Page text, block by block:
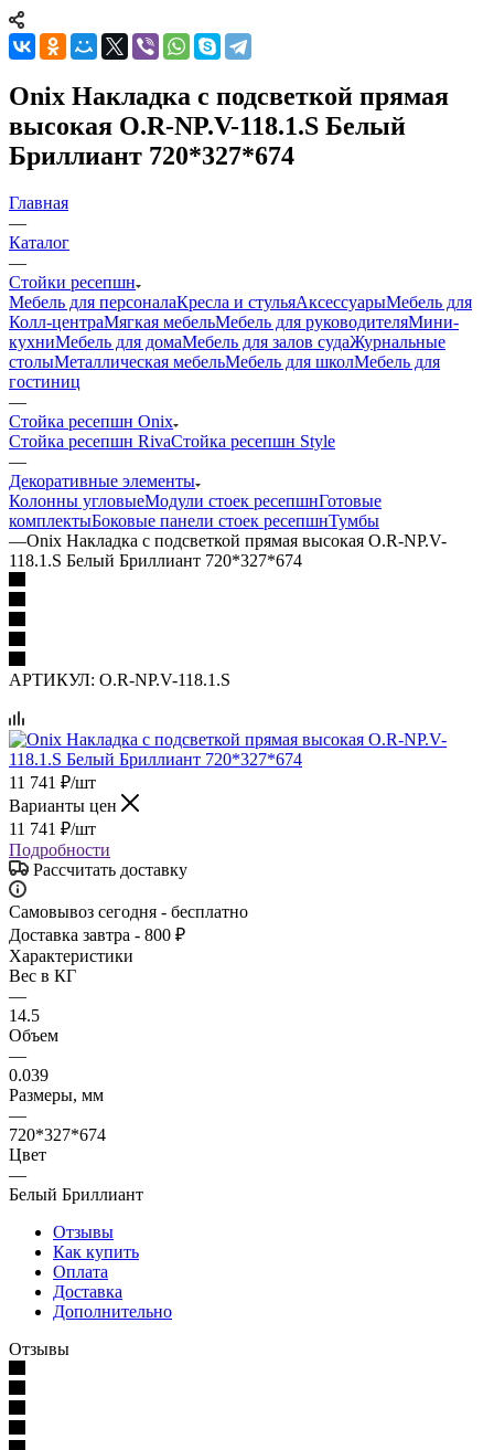
Onix Накладка с подсветкой прямая
высокая O.R-NP.V-118.1.S Белый
Бриллиант 720*327*674
Главная
—
Каталог
—
Стойки ресепшн
Мебель для персоналаКресла и стульяАксессуарыМебель для
Колл-центраМягкая мебельМебель для руководителяМини-
кухниМебель для домаМебель для залов судаЖурнальные
столыМеталлическая мебельМебель для школМебель для
гостиниц
—
Стойка ресепшн Onix
Стойка ресепшн RivaСтойка ресепшн Style
—
Декоративные элементы
Колонны угловыеМодули стоек ресепшнГотовые
комплектыБоковые панели стоек ресепшнТумбы
—Onix Накладка с подсветкой прямая высокая O.R-NP.V-
118.1.S Белый Бриллиант 720*327*674
АРТИКУЛ: O.R-NP.V-118.1.S
11 741 ₽/шт
Варианты цен
11 741 ₽/шт
Подробности
Рассчитать доставку
Самовывоз сегодня - бесплатно
Доставка завтра - 800 ₽
Характеристики
Вес в КГ
—
14.5
Объем
—
0.039
Размеры, мм
—
720*327*674
Цвет
—
Белый Бриллиант
Отзывы
Как купить
Оплата
Доставка
Дополнительно
Отзывы